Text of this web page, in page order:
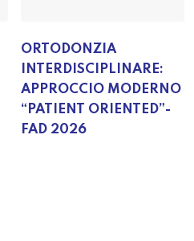
ORTODONZIA
INTERDISCIPLINARE:
APPROCCIO MODERNO
“PATIENT ORIENTED”-
FAD 2026